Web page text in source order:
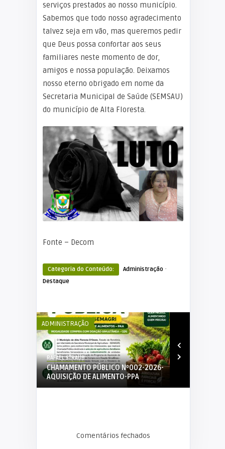
serviços prestados ao nosso município.
Sabemos que todo nosso agradecimento
talvez seja em vão, mas queremos pedir
que Deus possa confortar aos seus
familiares neste momento de dor,
amigos e nossa população. Deixamos
nosso eterno obrigado em nome da
Secretaria Municipal de Saúde (SEMSAU)
do município de Alta Floresta.
Fonte – Decom
Categoria do Conteúdo: Administração ·
Destaque
Nº002-2026-
ADMINISTRAÇÃO
RAFAEL STRAUB
CHAMAMENTO PÚBLICO Nº02/2026-
Médico Veterinário.
Comentários fechados